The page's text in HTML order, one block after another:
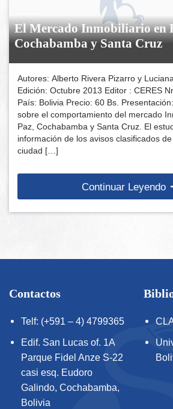
El Mercado Inmobiliario en
Cochabamba y Santa Cruz
Autores: Alberto Rivera Pizarro y
Edición: Octubre 2013 Editor : CERES
País: Bolivia Precio: 60 Bs.
sobre el comportamiento del mercado
Paz, Cochabamba y Santa Cruz. El
información de los avisos clasificados
ciudad […]
Continuar Leyendo
Contactos
Telf: (+591 – 4) 4799365
Edif. San Lucas of. 1A
Parque Fidel Anze S-22
casi esq. Eudoro
Galindo, Cochabamba,
Bolivia